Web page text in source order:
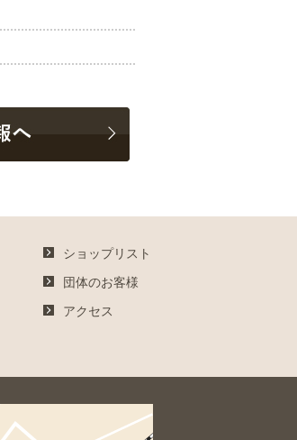
ショップリスト
団体のお客様
アクセス